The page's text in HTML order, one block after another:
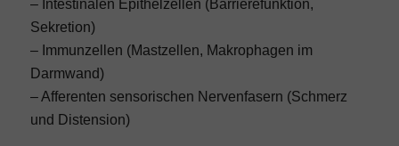
– Intestinalen Epithelzellen (Barrierefunktion,
Sekretion)
– Immunzellen (Mastzellen, Makrophagen im
Darmwand)
– Afferenten sensorischen Nervenfasern (Schmerz
und Distension)